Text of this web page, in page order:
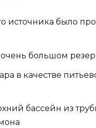
источника было
большом
в качестве
бассейн из